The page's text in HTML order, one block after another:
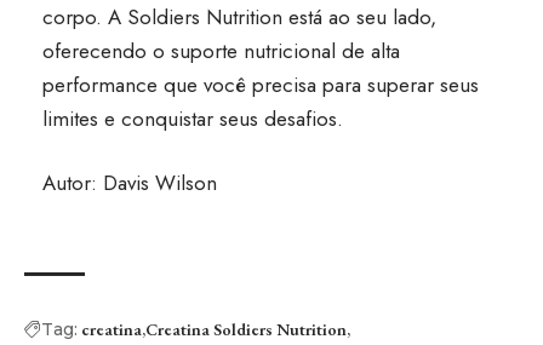
corpo. A Soldiers Nutrition está ao seu lado,
oferecendo o suporte nutricional de alta
performance que você precisa para superar seus
limites e conquistar seus desafios.
Autor: Davis Wilson
Tag: creatina Creatina Soldiers Nutrition